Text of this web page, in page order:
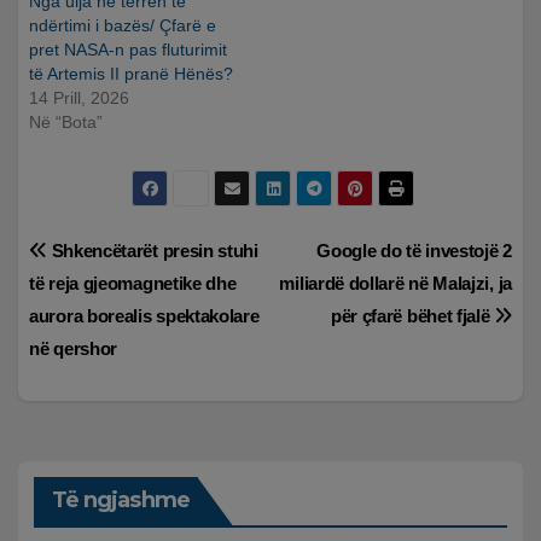
ndërtimi i bazës/ Çfarë e
pret NASA-n pas fluturimit
të Artemis II pranë Hënës?
14 Prill, 2026
Në “Bota”
Lëvizje
te
postimet
Google do të investojë 2
miliardë dollarë në Malajzi, ja
për çfarë bëhet fjalë
Shkencëtarët presin stuhi
të reja gjeomagnetike dhe
aurora borealis spektakolare
në qershor
Të ngjashme